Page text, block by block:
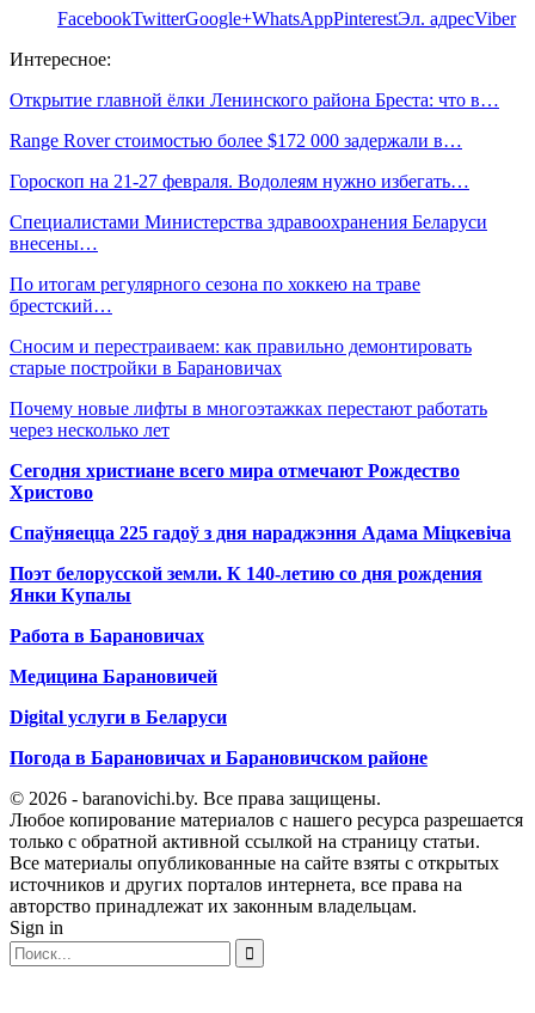
FacebookTwitterGoogle+WhatsAppPinterestЭл. адресViber
Интересное:
Открытие главной ёлки Ленинского района Бреста: что в…
Range Rover стоимостью более $172 000 задержали в…
Гороскоп на 21-27 февраля. Водолеям нужно избегать…
Специалистами Министерства здравоохранения Беларуси
внесены…
По итогам регулярного сезона по хоккею на траве
брестский…
Сносим и перестраиваем: как правильно демонтировать
старые постройки в Барановичах
Почему новые лифты в многоэтажках перестают работать
через несколько лет
Сегодня христиане всего мира отмечают Рождество
Христово
Спаўняецца 225 гадоў з дня нараджэння Адама Міцкевіча
Поэт белорусской земли. К 140-летию со дня рождения
Янки Купалы
Работа в Барановичах
Медицина Барановичей
Digital услуги в Беларуси
Погода в Барановичах и Барановичском районе
© 2026 - baranovichi.by. Все права защищены.
Любое копирование материалов с нашего ресурса разрешается
только с обратной активной ссылкой на страницу статьи.
Все материалы опубликованные на сайте взяты с открытых
источников и других порталов интернета, все права на
авторство принадлежат их законным владельцам.
Sign in